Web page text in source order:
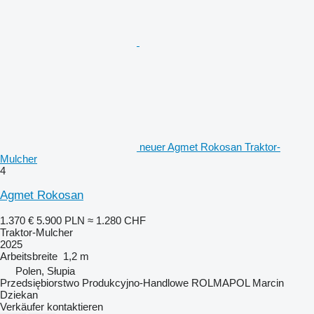
neuer Agmet Rokosan Traktor-
Mulcher
4
Agmet Rokosan
1.370 € 5.900 PLN ≈ 1.280 CHF
Traktor-Mulcher
2025
Arbeitsbreite 1,2 m
Polen, Słupia
Przedsiębiorstwo Produkcyjno-Handlowe ROLMAPOL Marcin
Dziekan
Verkäufer kontaktieren